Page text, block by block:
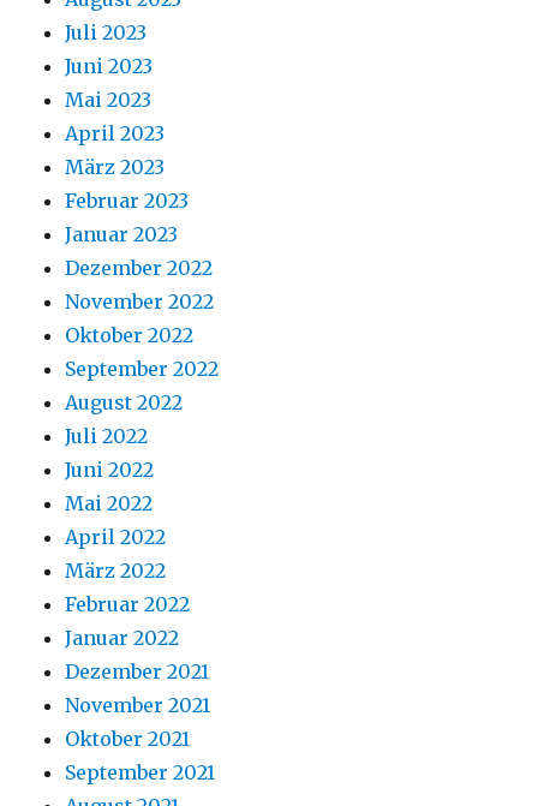
Juli 2023
Juni 2023
Mai 2023
April 2023
März 2023
Februar 2023
Januar 2023
Dezember 2022
November 2022
Oktober 2022
September 2022
August 2022
Juli 2022
Juni 2022
Mai 2022
April 2022
März 2022
Februar 2022
Januar 2022
Dezember 2021
November 2021
Oktober 2021
September 2021